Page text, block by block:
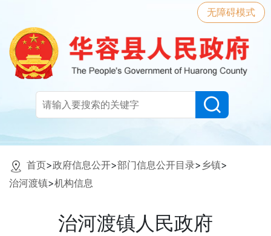
无障碍模式
首页>政府信息公开>部门信息公开目录> 乡镇>
治河渡镇>机构信息
治河渡镇人民政府